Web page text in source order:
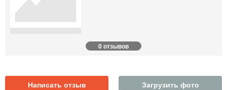
0 отзывов
Написать отзыв Загрузить фото